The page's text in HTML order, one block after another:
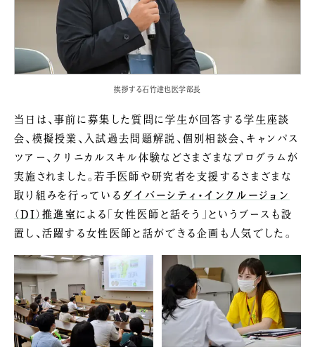
挨拶する石竹達也医学部長
当日は、事前に募集した質問に学生が回答する学生座談
会、模擬授業、入試過去問題解説、個別相談会、キャンパス
ツアー、クリニカルスキル体験などさまざまなプログラムが
実施されました。若手医師や研究者を支援するさまざまな
取り組みを行っている ダイバーシティ・インクルージョン
（DI）推進室による「女性医師と話そう」というブースも設
置し、活躍する女性医師と話ができる企画も人気でした。